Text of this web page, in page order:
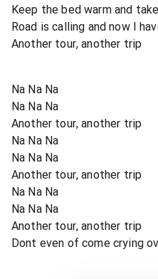
Keep the bed warm and
Road is calling and now I
Another tour, another trip
Na Na Na
Na Na Na
Another tour, another trip
Na Na Na
Na Na Na
Another tour, another trip
Na Na Na
Na Na Na
Another tour, another trip
Dont even of come crying